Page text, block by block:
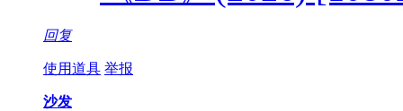
回复
使用道具 举报
沙发